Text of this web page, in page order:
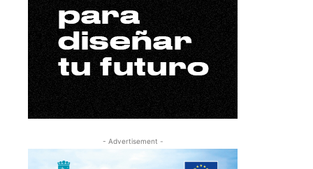
- Advertisement -